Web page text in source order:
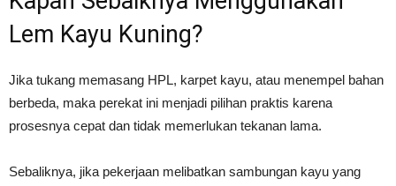
Lem Kayu Kuning?
Jika tukang memasang HPL, karpet kayu, atau menempel bahan
berbeda, maka perekat ini menjadi pilihan praktis karena
prosesnya cepat dan tidak memerlukan tekanan lama.
Sebaliknya, jika pekerjaan melibatkan sambungan kayu yang